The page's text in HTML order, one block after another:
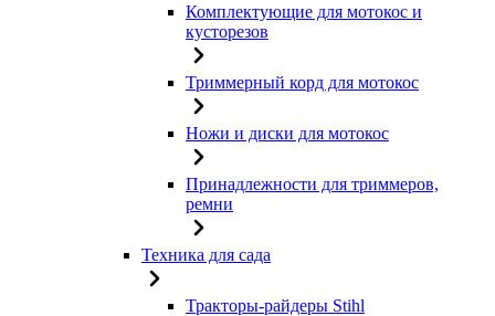
Комплектующие для мотокос и
кусторезов
Триммерный корд для мотокос
Ножи и диски для мотокос
Принадлежности для триммеров,
ремни
Техника для сада
Тракторы-райдеры Stihl